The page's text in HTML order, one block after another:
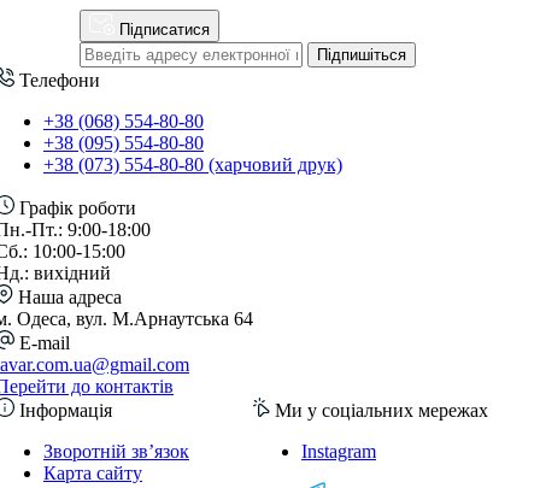
Підписатися
Підпишіться
Телефони
+38 (068) 554-80-80
+38 (095) 554-80-80
+38 (073) 554-80-80 (харчовий друк)
Графік роботи
Пт.: 9:00-18:00
10:00-15:00
вихідний
Наша адреса
Одеса, вул. М.Арнаутська 64
E-mail
до контактів
Інформація
Зворотній зв’язок
Карта сайту
Ми у соціальних мережах
Instagram